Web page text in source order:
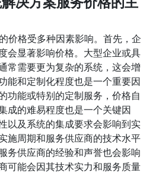
价格受多种因素影响。首先，企
会显著影响价格。大型企业或具
常需要更为复杂的系统，这会增
能和定制化程度也是一个重要因
功能或特别的定制服务，价格自
成的难易程度也是一个关键因
以及系统的集成要求会影响到实
施周期和服务供应商的技术水平
务供应商的经验和声誉也会影响
可能会因其技术实力和服务质量